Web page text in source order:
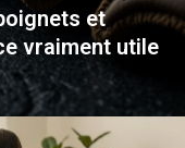
et
vraiment utile